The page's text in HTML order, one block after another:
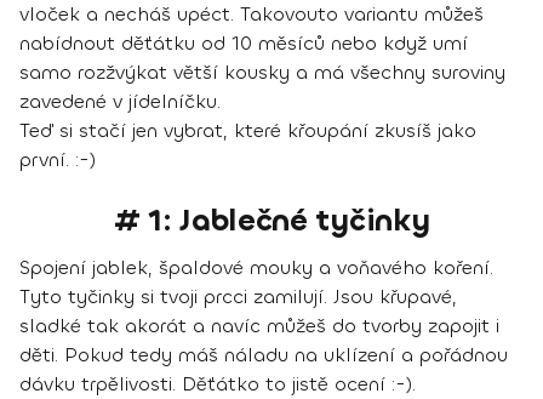
vloček a necháš upéct. Takovouto variantu můžeš
nabídnout děťátku od 10 měsíců nebo když umí
samo rozžvýkat větší kousky a má všechny suroviny
zavedené v jídelníčku.
Teď si stačí jen vybrat, které křoupání zkusíš jako
první. :-)
# 1: Jablečné tyčinky
Spojení jablek, špaldové mouky a voňavého koření.
Tyto tyčinky si tvoji prcci zamilují. Jsou křupavé,
sladké tak akorát a navíc můžeš do tvorby zapojit i
děti. Pokud tedy máš náladu na uklízení a pořádnou
dávku trpělivosti. Děťátko to jistě ocení :-).